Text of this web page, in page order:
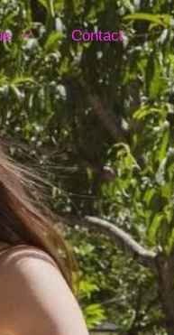
Contact